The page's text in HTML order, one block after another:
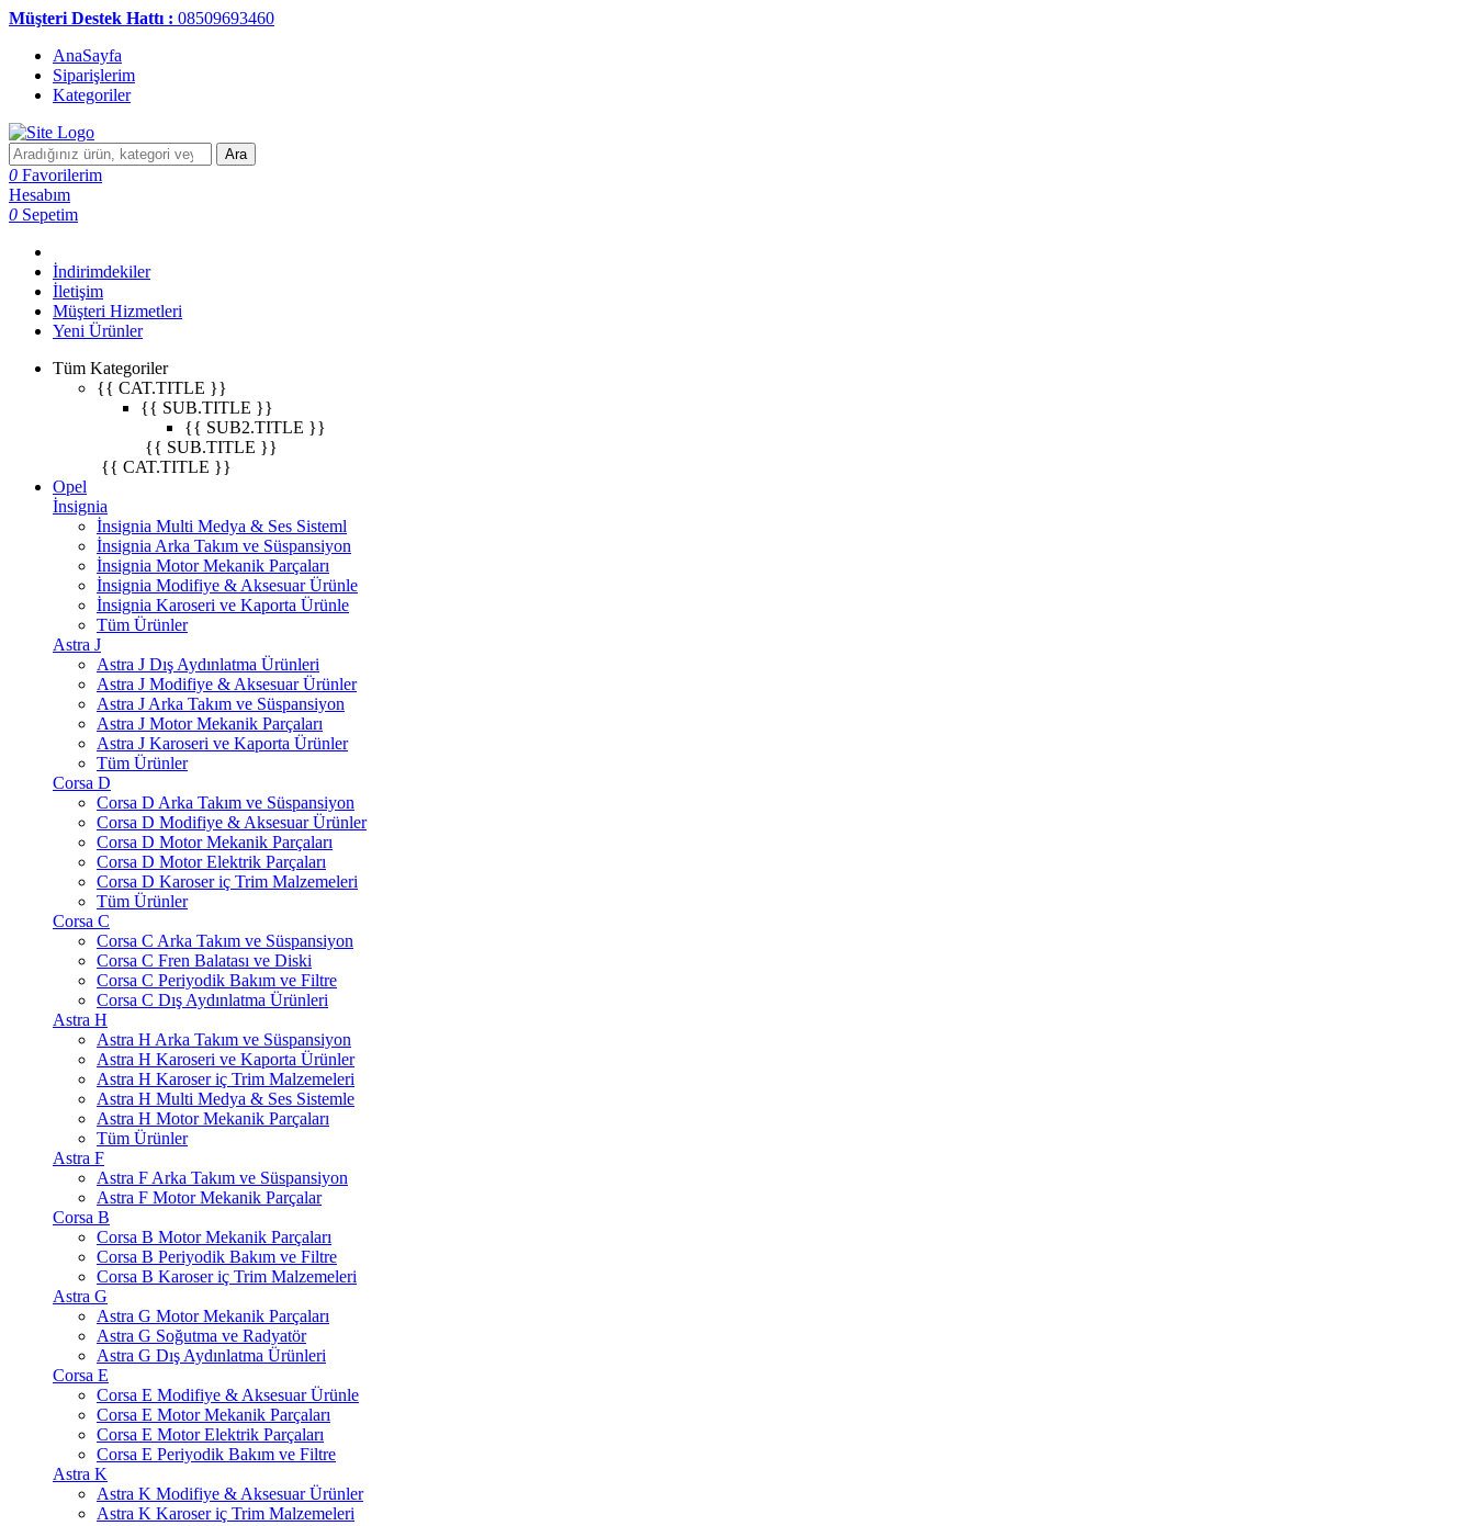
Müşteri Destek Hattı : 08509693460
AnaSayfa
Siparişlerim
Kategoriler
Ara
0 Favorilerim
Hesabım
0 Sepetim
İndirimdekiler
İletişim
Müşteri Hizmetleri
Yeni Ürünler
Tüm Kategoriler
{{ CAT.TITLE }}
{{ SUB.TITLE }}
{{ SUB2.TITLE }}
{{ SUB.TITLE }}
{{ CAT.TITLE }}
Opel
İnsignia
İnsignia Multi Medya & Ses Sisteml
İnsignia Arka Takım ve Süspansiyon
İnsignia Motor Mekanik Parçaları
İnsignia Modifiye & Aksesuar Ürünle
İnsignia Karoseri ve Kaporta Ürünle
Tüm Ürünler
Astra J
Astra J Dış Aydınlatma Ürünleri
Astra J Modifiye & Aksesuar Ürünler
Astra J Arka Takım ve Süspansiyon
Astra J Motor Mekanik Parçaları
Astra J Karoseri ve Kaporta Ürünler
Tüm Ürünler
Corsa D
Corsa D Arka Takım ve Süspansiyon
Corsa D Modifiye & Aksesuar Ürünler
Corsa D Motor Mekanik Parçaları
Corsa D Motor Elektrik Parçaları
Corsa D Karoser iç Trim Malzemeleri
Tüm Ürünler
Corsa C
Corsa C Arka Takım ve Süspansiyon
Corsa C Fren Balatası ve Diski
Corsa C Periyodik Bakım ve Filtre
Corsa C Dış Aydınlatma Ürünleri
Astra H
Astra H Arka Takım ve Süspansiyon
Astra H Karoseri ve Kaporta Ürünler
Astra H Karoser iç Trim Malzemeleri
Astra H Multi Medya & Ses Sistemle
Astra H Motor Mekanik Parçaları
Tüm Ürünler
Astra F
Astra F Arka Takım ve Süspansiyon
Astra F Motor Mekanik Parçalar
Corsa B
Corsa B Motor Mekanik Parçaları
Corsa B Periyodik Bakım ve Filtre
Corsa B Karoser iç Trim Malzemeleri
Astra G
Astra G Motor Mekanik Parçaları
Astra G Soğutma ve Radyatör
Astra G Dış Aydınlatma Ürünleri
Corsa E
Corsa E Modifiye & Aksesuar Ürünle
Corsa E Motor Mekanik Parçaları
Corsa E Motor Elektrik Parçaları
Corsa E Periyodik Bakım ve Filtre
Astra K
Astra K Modifiye & Aksesuar Ürünler
Astra K Karoser iç Trim Malzemeleri